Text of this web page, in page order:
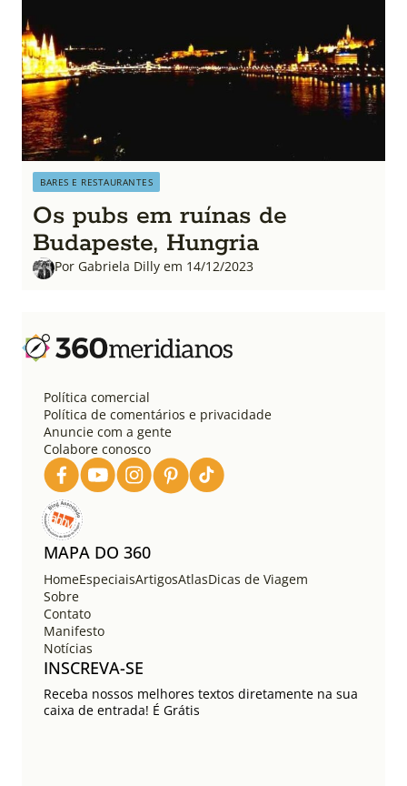
BARES E RESTAURANTES
Os pubs em ruínas de
Budapeste, Hungria
Por Gabriela Dilly em 14/12/2023
Política comercial
Política de comentários e privacidade
Anuncie com a gente
Colabore conosco
MAPA DO 360
HomeEspeciaisArtigosAtlasDicas de Viagem
Sobre
Contato
Manifesto
Notícias
INSCREVA-SE
Receba nossos melhores textos diretamente na sua
caixa de entrada! É Grátis